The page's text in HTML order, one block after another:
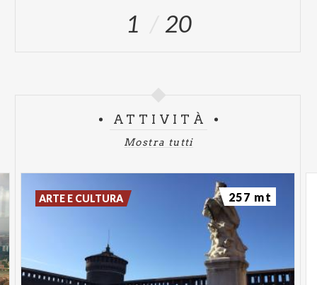
1 20
ATTIVITÀ
Mostra tutti
ARTE E CULTURA 257 mt